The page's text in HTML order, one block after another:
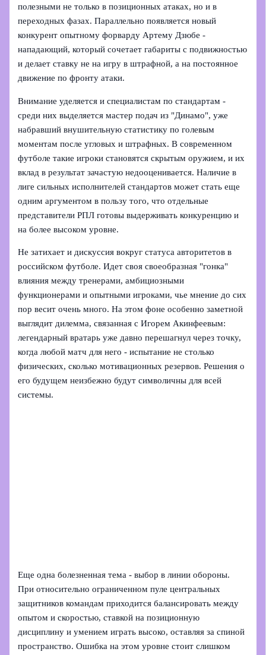
полезными не только в позиционных атаках, но и в
переходных фазах. Параллельно появляется новый
конкурент опытному форварду Артему Дзюбе -
нападающий, который сочетает габариты с подвижностью
и делает ставку не на игру в штрафной, а на постоянное
движение по фронту атаки.
Внимание уделяется и специалистам по стандартам -
среди них выделяется мастер подач из "Динамо", уже
набравший внушительную статистику по голевым
моментам после угловых и штрафных. В современном
футболе такие игроки становятся скрытым оружием, и их
вклад в результат зачастую недооценивается. Наличие в
лиге сильных исполнителей стандартов может стать еще
одним аргументом в пользу того, что отдельные
представители РПЛ готовы выдерживать конкуренцию и
на более высоком уровне.
Не затихает и дискуссия вокруг статуса авторитетов в
российском футболе. Идет своя своеобразная "гонка"
влияния между тренерами, амбициозными
функционерами и опытными игроками, чье мнение до сих
пор весит очень много. На этом фоне особенно заметной
выглядит дилемма, связанная с Игорем Акинфеевым:
легендарный вратарь уже давно перешагнул через точку,
когда любой матч для него - испытание не столько
физических, сколько мотивационных резервов. Решения о
его будущем неизбежно будут символичны для всей
системы.
Еще одна болезненная тема - выбор в линии обороны.
При относительно ограниченном пуле центральных
защитников командам приходится балансировать между
опытом и скоростью, ставкой на позиционную
дисциплину и умением играть высоко, оставляя за спиной
пространство. Ошибка на этом уровне стоит слишком